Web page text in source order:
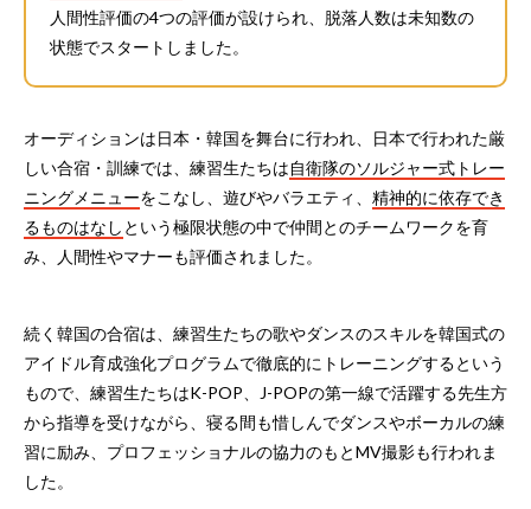
人間性評価の4つの評価が設けられ、脱落人数は未知数の
状態でスタートしました。
オーディションは日本・韓国を舞台に行われ、日本で行われた厳
しい合宿・訓練では、練習生たちは自衛隊のソルジャー式トレー
ニングメニューをこなし、遊びやバラエティ、 精神的に依存でき
るものはなし という極限状態の中で仲間とのチームワークを育
み、人間性やマナーも評価されました。
続く韓国の合宿は、練習生たちの歌やダンスのスキルを韓国式の
アイドル育成強化プログラムで徹底的にトレーニングするという
もので、練習生たちはK-POP、J-POPの第一線で活躍する先生方
から指導を受けながら、寝る間も惜しんでダンスやボーカルの練
習に励み、プロフェッショナルの協力のもとMV撮影も行われま
した。